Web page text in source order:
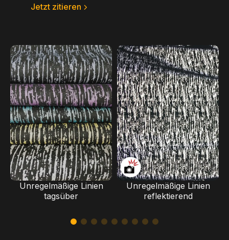
Jetzt zitieren
Unregelmäßige Linien
tagsüber
Unregelmäßige Linien
reflektierend